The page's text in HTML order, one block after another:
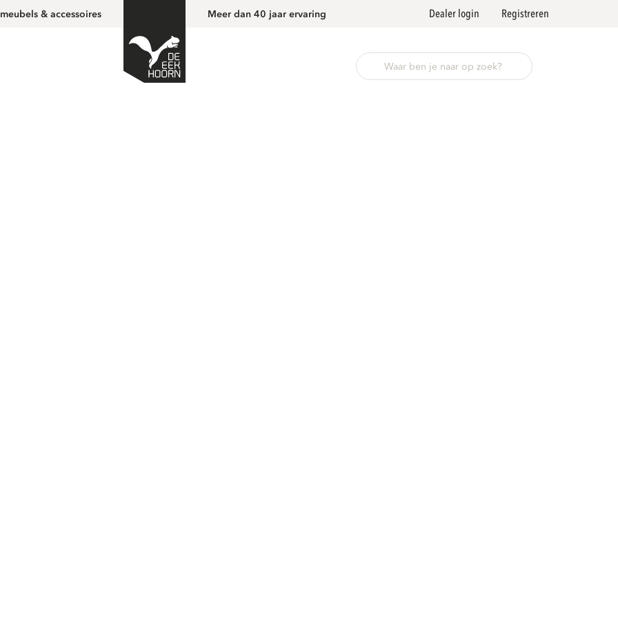
& accessoires Meer dan 40 jaar ervaring Dealer login Registreren